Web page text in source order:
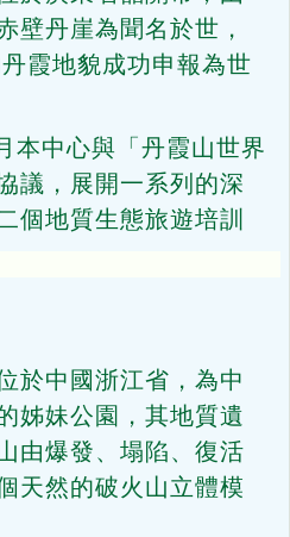
壁丹崖為聞名於世，
霞地貌成功申報為世
本中心與「丹霞山世界
議，展開一系列的深
個地質生態旅遊培訓
於中國浙江省，為中
姊妹公園，其地質遺
由爆發、塌陷、復活
天然的破火山立體模